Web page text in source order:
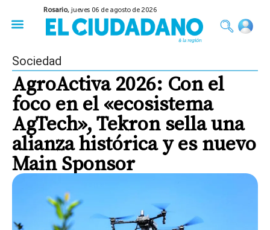
Rosario,jueves 06 de agosto de 2026
Sociedad
AgroActiva 2026: Con el
foco en el «ecosistema
AgTech», Tekron sella una
alianza histórica y es nuevo
Main Sponsor